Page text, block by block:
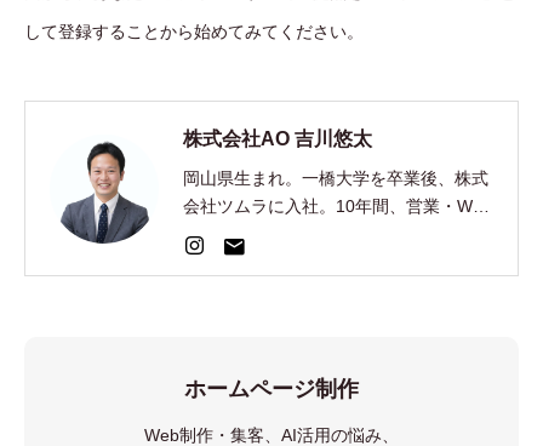
して登録することから始めてみてください。
株式会社AO 吉川悠太
岡山県生まれ。一橋大学を卒業後、株式
会社ツムラに入社。10年間、営業・Web
集客・AI開発を経験。2024年、EC制
作・集客の株式会社AOを創業。
ホームページ制作
Web制作・集客、AI活用の悩み、